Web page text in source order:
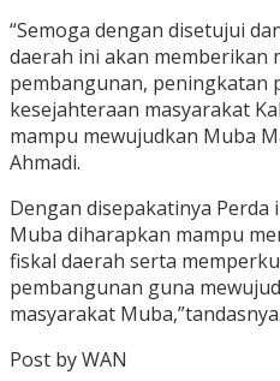
“Semoga dengan disetujui
daerah ini akan memberikan
pembangunan, peningkatan
kesejahteraan masyarakat
mampu mewujudkan Muba
Ahmadi.
Dengan disepakatinya Perda
Muba diharapkan mampu
fiskal daerah serta
pembangunan guna
masyarakat
Post by WAN